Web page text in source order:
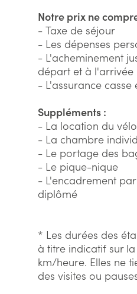
Notre prix ne
- Taxe de séjour
- Les dépenses
- L'acheminement
départ et à l'arrivée
- L'assurance casse
Suppléments :
- La location du vélo
- La chambre
- Le portage des
- Le pique-nique
- L'encadrement
diplômé
* Les durées des
à titre indicatif sur la
km/heure. Elles ne
des visites ou